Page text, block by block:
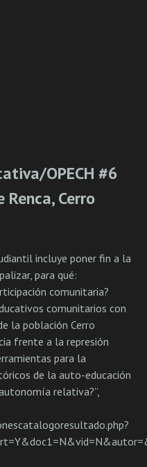
OPECH #6
Renca, Cerro
incluye poner fin a la
para qué:
comunitaria?
comunitarios con
la población Cerro
frente a la represión
para la
de la auto-educación
relativa?”,